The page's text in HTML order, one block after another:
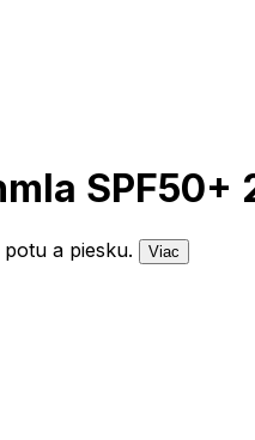
SPF50+
a piesku. Viac